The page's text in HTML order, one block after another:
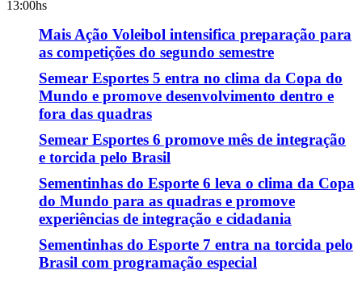
13:00hs
Mais Ação Voleibol intensifica preparação para
as competições do segundo semestre
Semear Esportes 5 entra no clima da Copa do
Mundo e promove desenvolvimento dentro e
fora das quadras
Semear Esportes 6 promove mês de integração
e torcida pelo Brasil
Sementinhas do Esporte 6 leva o clima da Copa
do Mundo para as quadras e promove
experiências de integração e cidadania
Sementinhas do Esporte 7 entra na torcida pelo
Brasil com programação especial